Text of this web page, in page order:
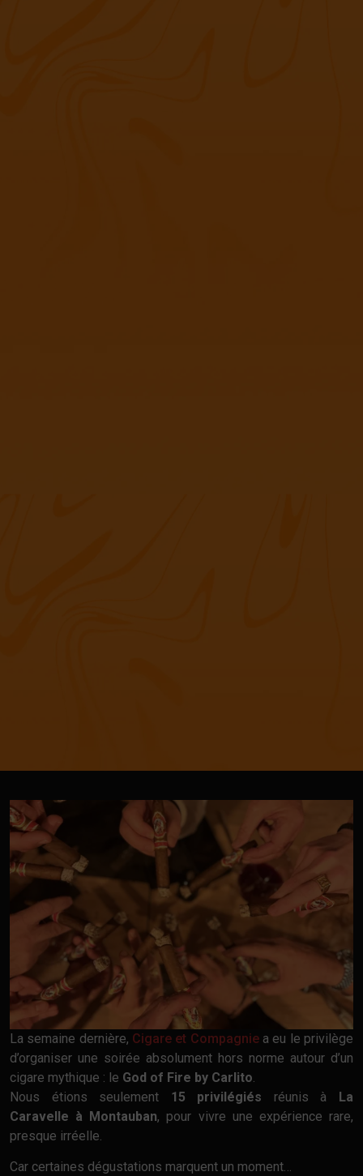
La semaine dernière, Cigare et Compagnie a eu le privilège
d’organiser une soirée absolument hors norme autour d’un
cigare mythique : le God of Fire by Carlito.
Nous étions seulement 15 privilégiés réunis à La
Caravelle à Montauban, pour vivre une expérience rare,
presque irréelle.
Car certaines dégustations marquent un moment…